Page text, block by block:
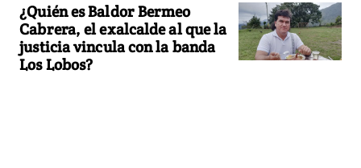
¿Quién es Baldor Bermeo
Cabrera, el exalcalde al que la
justicia vincula con la banda
Los Lobos?